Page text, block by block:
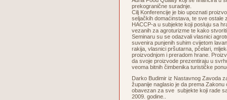
prekogranične suradnje.
Cilj Konferencije je bio upoznati
seljačkih domaćinstava, te sve ostale
HACCP-a u subjekte koji posluju sa
vezanih za agroturizme te kako
Seminaru su se odazvali vlasnici
suvenira punjenih suhim cvijetom
rakija, vlasnici pršutarna, pčelari,
proizvodnjom i preradom hrane.
da svoje proizvode prezentiraju u
veoma bitnih čimbenika turističke
Darko Budimir iz Nastavnog Zavoda
županije naglasio je da prema
obavezan za sve subjekte koji rade
2009. godine..